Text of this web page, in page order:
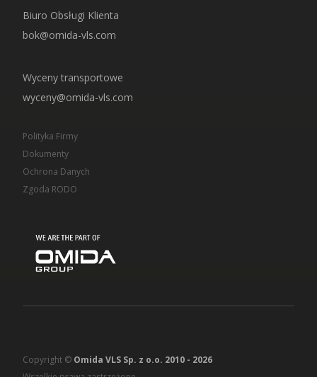
Biuro Obsługi Klienta
bok@omida-vls.com
Wyceny transportowe
wyceny@omida-vls.com
Polityka Firmy
Dokumenty
Ochrona Danych
Zgoda RODO
Copyright © Omida VLS Sp. z o.o. 2010 - 2026